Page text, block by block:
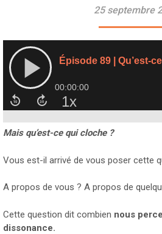
25 septembre
Mais qu’est-ce qui cloche ?
Vous est-il arrivé de vous poser cette
A propos de vous ? A propos de
Cette question dit combien nous
dissonance.